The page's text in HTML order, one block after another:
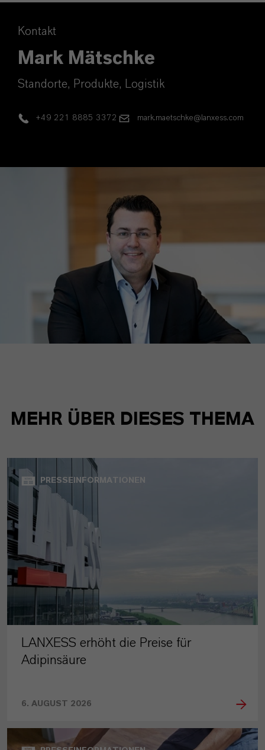
Kontakt
Mark Mätschke
Standorte, Produkte, Logistik
+49 221 8885 3372 mark.maetschke@lanxess.com
MEHR ÜBER DIESES THEMA
PRESSEINFORMATIONEN
LANXESS erhöht die Preise für
Adipinsäure
6. AUGUST 2026